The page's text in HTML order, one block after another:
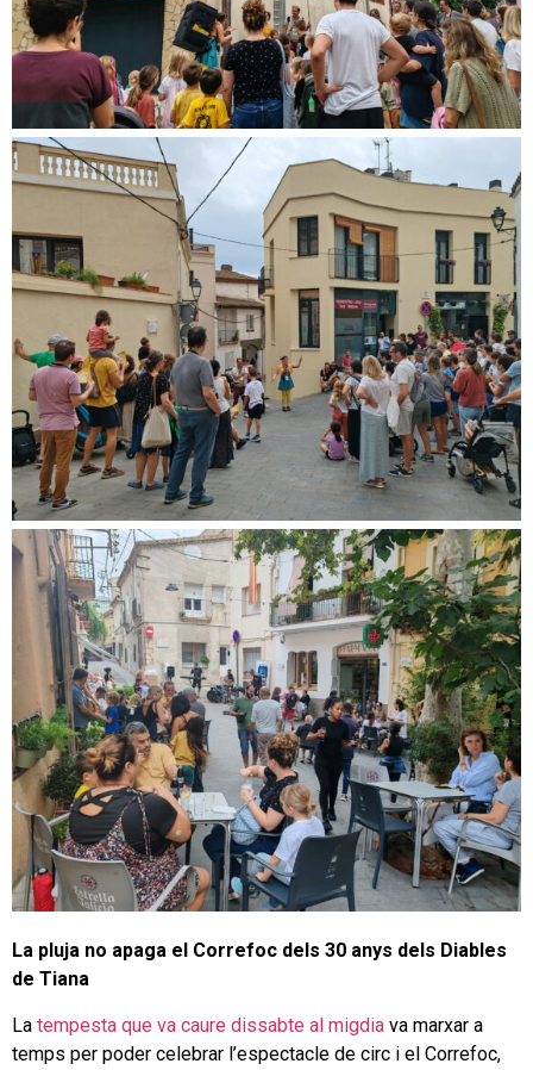
La pluja no apaga el Correfoc dels 30 anys dels Diables
de Tiana
La tempesta que va caure dissabte al migdia va marxar a
temps per poder celebrar l’espectacle de circ i el Correfoc,